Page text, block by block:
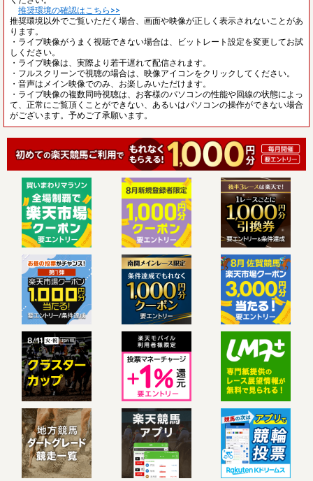
推奨環境の確認はこちら>>
推奨環境以外でご覧いただく場合、画面や映像が正しく表示されないことがあ
ります。
・ライブ映像がうまく視聴できない場合は、ビットレート設定を変更してお試
しください。
・ライブ映像は、実際より若干遅れて配信されます。
・フルスクリーンで視聴の場合は、映像アイコンをクリックしてください。
・音声はメイン映像でのみ、お楽しみいただけます。
・ライブ映像の複数同時視聴は、お客様のパソコンの性能や回線の状態によっ
て、正常にご覧頂くことができない、あるいはパソコンの操作ができない場合
がございます。予めご了承願います。